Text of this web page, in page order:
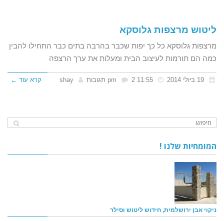
ליטוש מרצפות גלוסקא
מרצפות גלוסקא כל כך יפות שכבר בהרבה בתים כבר התחילו להבין
כמה הם תורמות לעיצוב הבית ומעלות את ערך הרצפה
2 תגובות shay קרא עוד ←
המומחיות שלנו !
ניקוי אבן ירושלמית, חידוש ליטוש וסילר